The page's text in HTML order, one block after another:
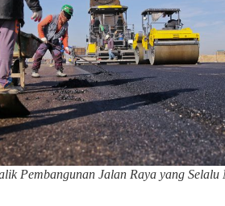
Pembangunan Jalan Raya yang Selalu